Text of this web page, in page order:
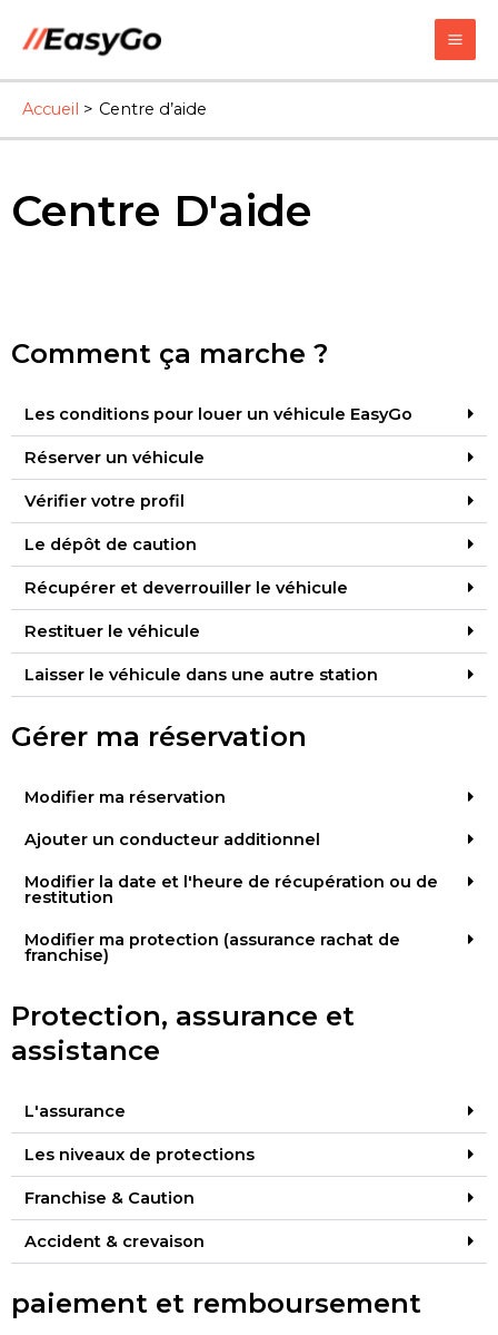
Accueil Centre d’aide
Centre D'aide
Comment ça marche ?
Les conditions pour louer un véhicule EasyGo
Réserver un véhicule
Vérifier votre profil
Le dépôt de caution
Récupérer et deverrouiller le véhicule
Restituer le véhicule
Laisser le véhicule dans une autre station
Gérer ma réservation
Modifier ma réservation
Ajouter un conducteur additionnel
Modifier la date et l'heure de récupération ou de
restitution
Modifier ma protection (assurance rachat de
franchise)
Protection, assurance et
assistance
L'assurance
Les niveaux de protections
Franchise & Caution
Accident & crevaison
paiement et remboursement